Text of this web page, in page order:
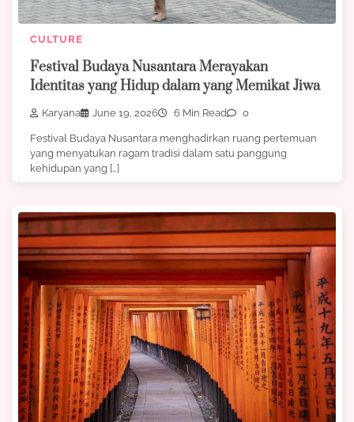
CULTURE
Festival Budaya Nusantara Merayakan
Identitas yang Hidup dalam yang Memikat Jiwa
Karyana June 19, 2026 6 Min Read 0
Festival Budaya Nusantara menghadirkan ruang pertemuan
yang menyatukan ragam tradisi dalam satu panggung
kehidupan yang […]